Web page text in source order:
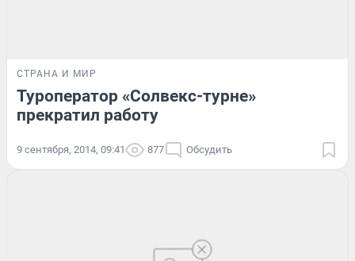
СТРАНА И МИР
Туроператор «Солвекс-турне»
прекратил работу
9 сентября, 2014, 09:41 877 Обсудить